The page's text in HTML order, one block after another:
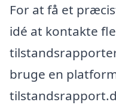
For at få et
idé at kontakte
bruge en